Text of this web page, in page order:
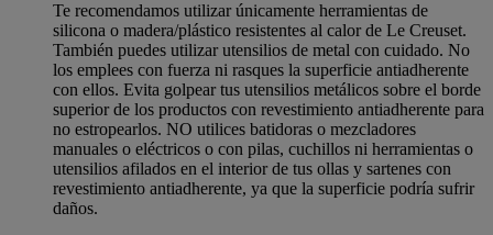
Te recomendamos utilizar únicamente herramientas de
silicona o madera/plástico resistentes al calor de Le Creuset.
También puedes utilizar utensilios de metal con cuidado. No
los emplees con fuerza ni rasques la superficie antiadherente
con ellos. Evita golpear tus utensilios metálicos sobre el borde
superior de los productos con revestimiento antiadherente para
no estropearlos. NO utilices batidoras o mezcladores
manuales o eléctricos o con pilas, cuchillos ni herramientas o
utensilios afilados en el interior de tus ollas y sartenes con
revestimiento antiadherente, ya que la superficie podría sufrir
daños.